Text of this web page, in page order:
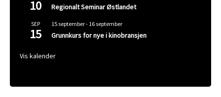
10 Regionalt Seminar Østlandet
SEP
15
15 september- 16 september
Grunnkurs for nye i kinobransjen
Vis kalender